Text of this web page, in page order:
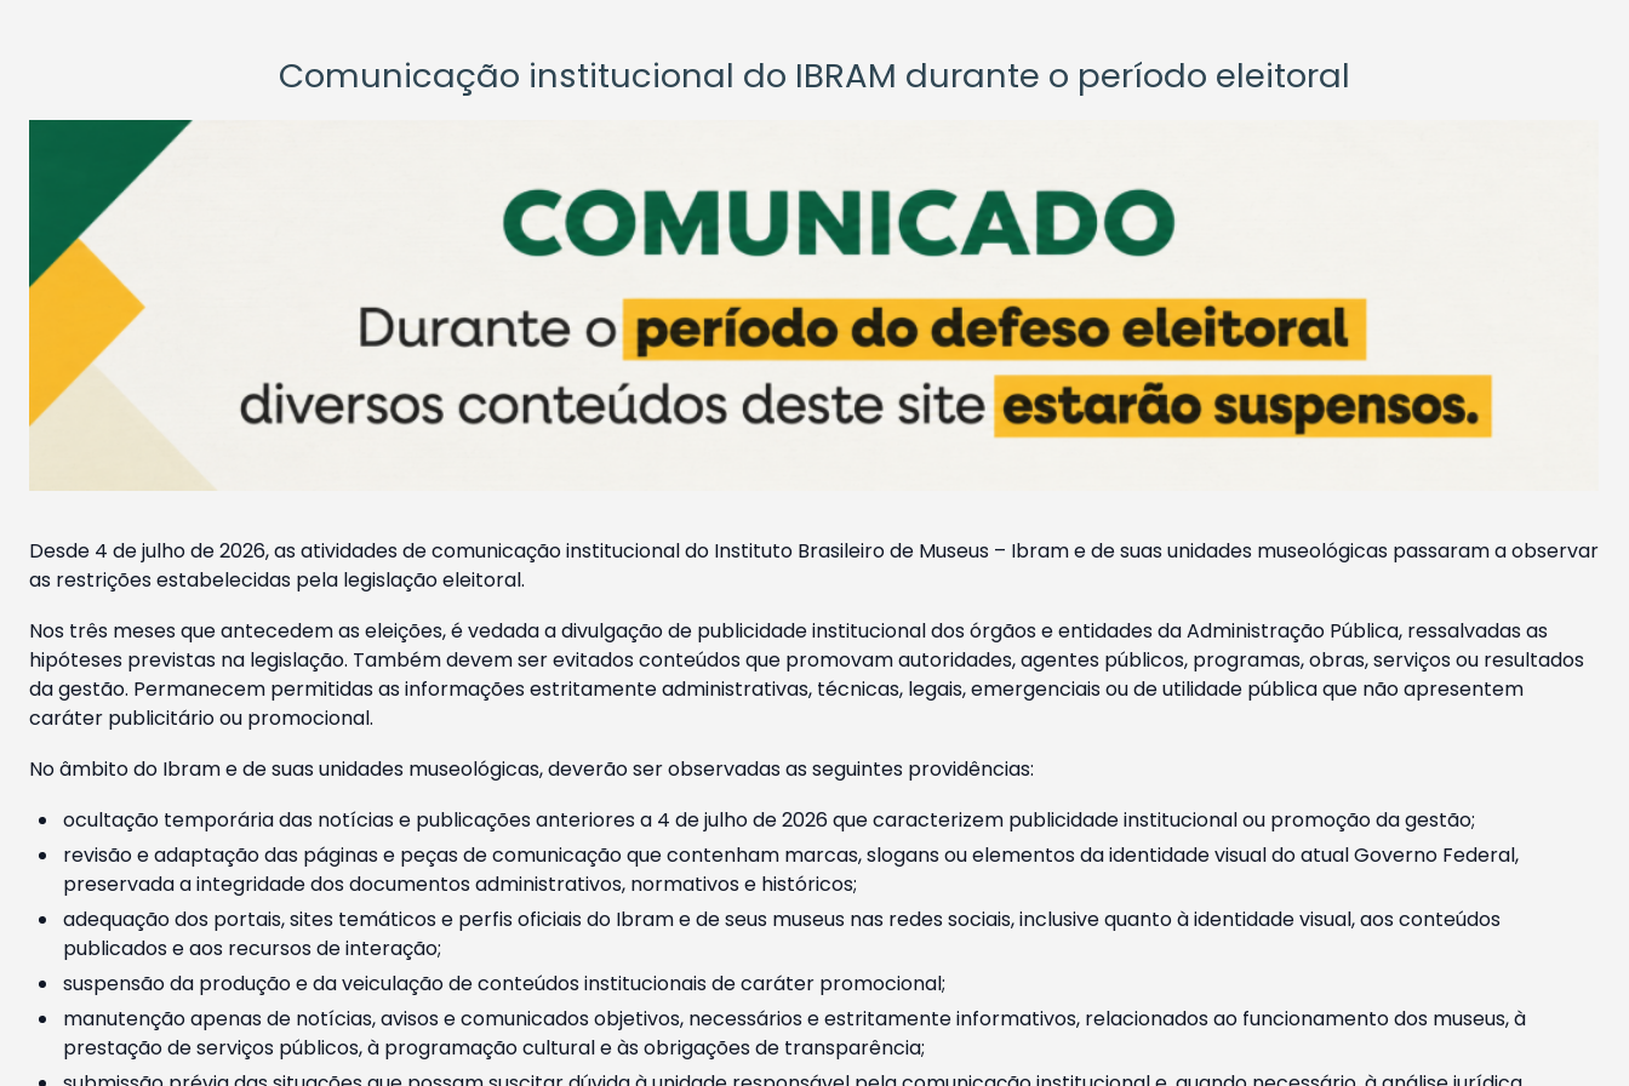
Comunicação institucional do IBRAM durante o período eleitoral
Desde 4 de julho de 2026, as atividades de comunicação institucional do Instituto Brasileiro de Museus – Ibram e de suas unidades museológicas passaram a observar
as restrições estabelecidas pela legislação eleitoral.
Nos três meses que antecedem as eleições, é vedada a divulgação de publicidade institucional dos órgãos e entidades da Administração Pública, ressalvadas as
hipóteses previstas na legislação. Também devem ser evitados conteúdos que promovam autoridades, agentes públicos, programas, obras, serviços ou resultados
da gestão. Permanecem permitidas as informações estritamente administrativas, técnicas, legais, emergenciais ou de utilidade pública que não apresentem
caráter publicitário ou promocional.
No âmbito do Ibram e de suas unidades museológicas, deverão ser observadas as seguintes providências:
ocultação temporária das notícias e publicações anteriores a 4 de julho de 2026 que caracterizem publicidade institucional ou promoção da gestão;
revisão e adaptação das páginas e peças de comunicação que contenham marcas, slogans ou elementos da identidade visual do atual Governo Federal,
preservada a integridade dos documentos administrativos, normativos e históricos;
adequação dos portais, sites temáticos e perfis oficiais do Ibram e de seus museus nas redes sociais, inclusive quanto à identidade visual, aos conteúdos
publicados e aos recursos de interação;
suspensão da produção e da veiculação de conteúdos institucionais de caráter promocional;
manutenção apenas de notícias, avisos e comunicados objetivos, necessários e estritamente informativos, relacionados ao funcionamento dos museus, à
prestação de serviços públicos, à programação cultural e às obrigações de transparência;